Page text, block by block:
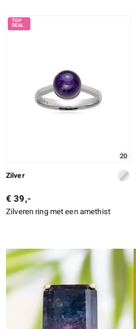
20
Zilver
€ 39,-
Zilveren ring met een amethist